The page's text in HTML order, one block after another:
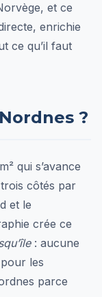
et ce
enrichie
ce qu’il faut
?
qui s’avance
côtés par
et le
crée ce
: aucune
les
parce